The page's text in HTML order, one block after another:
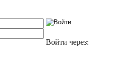
Войти через: